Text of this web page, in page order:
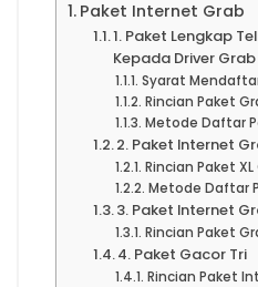
Paket Internet Grab
1. Paket Lengkap
Kepada Driver Grab
Syarat
Rincian Paket
Metode Daftar
2. Paket Internet
Rincian Paket XL
Metode Daftar
3. Paket Internet
Rincian Paket
4. Paket Gacor Tri
Rincian Paket